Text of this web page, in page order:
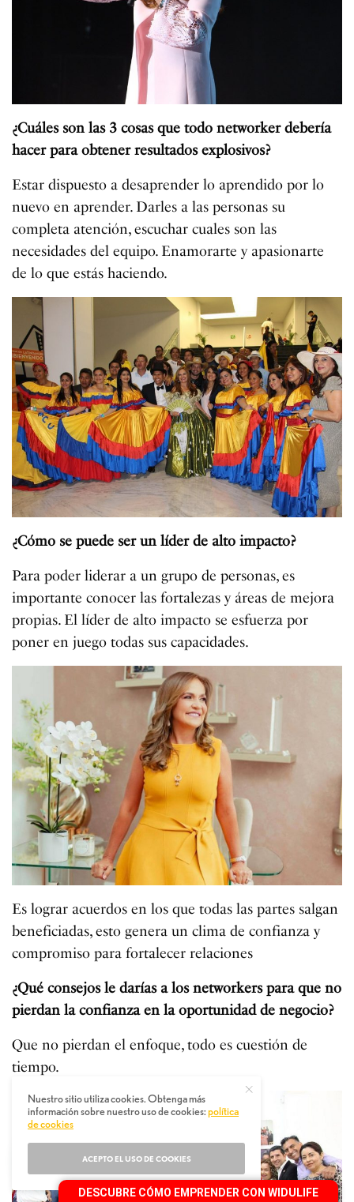
¿Cuáles son las 3 cosas que todo networker debería
hacer para obtener resultados explosivos?
Estar dispuesto a desaprender lo aprendido por lo
nuevo en aprender. Darles a las personas su
completa atención, escuchar cuales son las
necesidades del equipo. Enamorarte y apasionarte
de lo que estás haciendo.
¿Cómo se puede ser un líder de alto impacto?
Para poder liderar a un grupo de personas, es
importante conocer las fortalezas y áreas de mejora
propias. El líder de alto impacto se esfuerza por
poner en juego todas sus capacidades.
Es lograr acuerdos en los que todas las partes salgan
beneficiadas, esto genera un clima de confianza y
compromiso para fortalecer relaciones
¿Qué consejos le darías a los networkers para que no
pierdan la confianza en la oportunidad de negocio?
Que no pierdan el enfoque, todo es cuestión de
tiempo.
Nuestro sitio utiliza cookies. Obtenga más
información sobre nuestro uso de cookies:política
de cookies
ACEPTO EL USO DE COOKIES
DESCUBRE CÓMO EMPRENDER CON WIDULIFE